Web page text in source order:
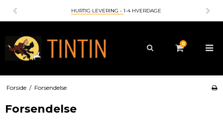
HURTIG LEVERING - 1-4 HVERDAGE
0
Forside / Forsendelse
Forsendelse